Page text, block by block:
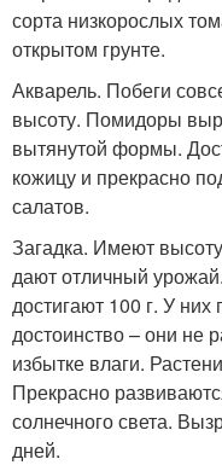
сорта низкорослых
открытом грунте.
Акварель. Побеги
высоту. Помидоры
вытянутой формы.
кожицу и прекрасно
салатов.
Загадка. Имеют
дают отличный
достигают 100 г. У
достоинство – они не
избытке влаги.
Прекрасно
солнечного света.
дней.